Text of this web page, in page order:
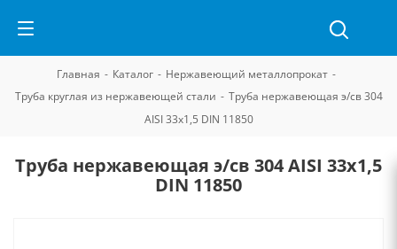
Главная - Каталог - Нержавеющий металлопрокат -
Труба круглая из нержавеющей стали - Труба нержавеющая э/св 304
AISI 33х1,5 DIN 11850
Труба нержавеющая э/св 304 AISI 33х1,5
DIN 11850